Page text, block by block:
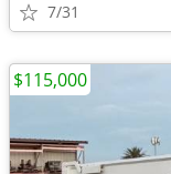
7/31
$115,000